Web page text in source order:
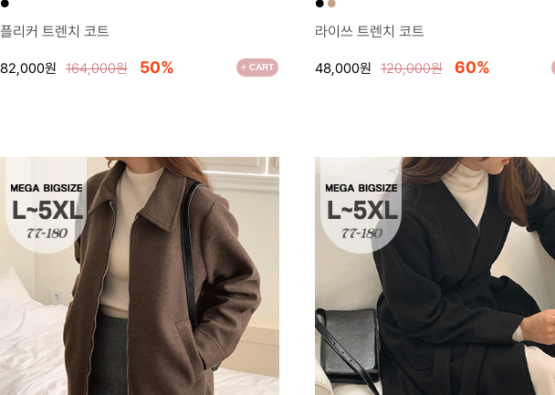
●
플리커 트렌치 코트
82,000원 164,000원 50% + CART
● ●
라이쓰 트렌치 코트
48,000원 120,000원 60%